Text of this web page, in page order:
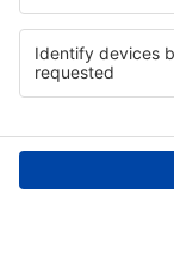
1
Abflug